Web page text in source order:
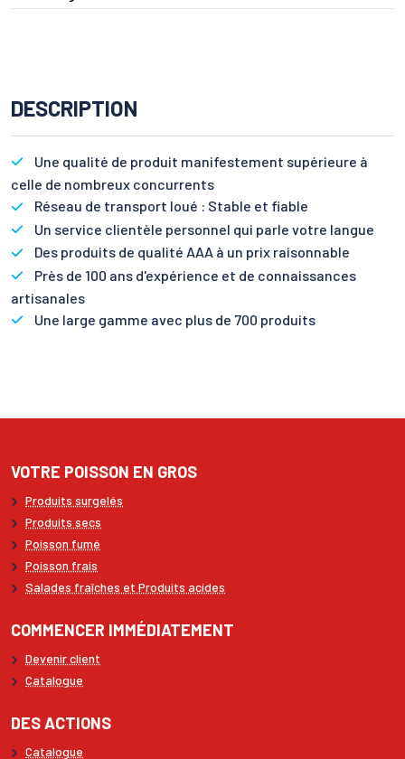
DESCRIPTION
Une qualité de produit manifestement supérieure à
celle de nombreux concurrents
Réseau de transport loué : Stable et fiable
Un service clientèle personnel qui parle votre langue
Des produits de qualité AAA à un prix raisonnable
Près de 100 ans d'expérience et de connaissances
artisanales
Une large gamme avec plus de 700 produits
VOTRE POISSON EN GROS
Produits surgelés
Produits secs
Poisson fumé
Poisson frais
Salades fraîches et Produits acides
COMMENCER IMMÉDIATEMENT
Devenir client
Catalogue
DES ACTIONS
Catalogue